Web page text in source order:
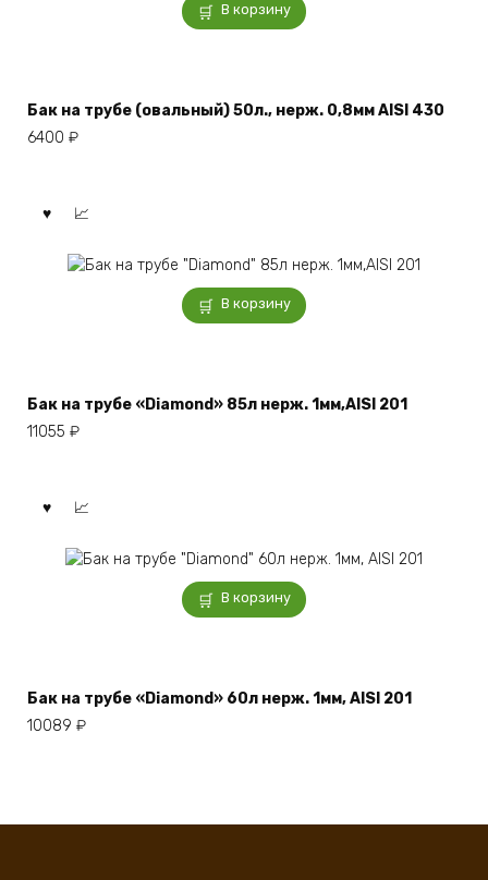
В корзину
Бак на трубе (овальный) 50л., нерж. 0,8мм AISI 430
6400 ₽
В корзину
Бак на трубе «Diamond» 85л нерж. 1мм,AISI 201
11055 ₽
В корзину
Бак на трубе «Diamond» 60л нерж. 1мм, AISI 201
10089 ₽